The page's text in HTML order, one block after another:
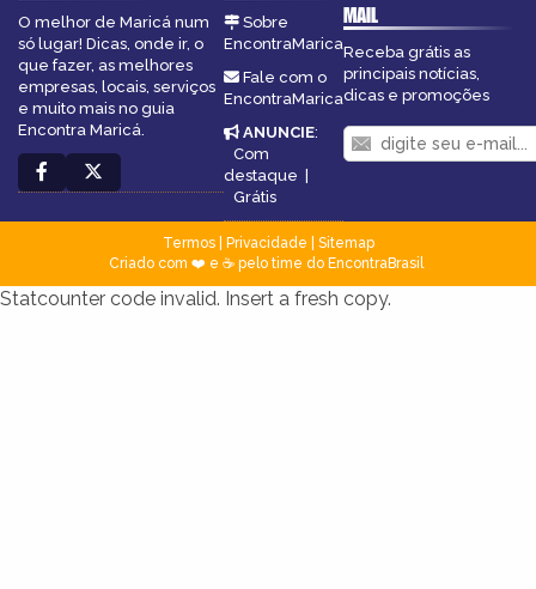
O melhor de Maricá num
só lugar! Dicas, onde ir, o
que fazer, as melhores
empresas, locais, serviços
e muito mais no guia
Encontra Maricá.
Sobre
EncontraMarica
Fale com o
EncontraMarica
ANUNCIE:
Com
destaque |
Grátis
MAIL
Receba grátis as
principais notícias,
dicas e promoções
Termos| Privacidade
Sitemap
Criado com ❤️ e ☕ pelo time do EncontraBrasil
Statcounter code invalid. Insert a fresh copy.